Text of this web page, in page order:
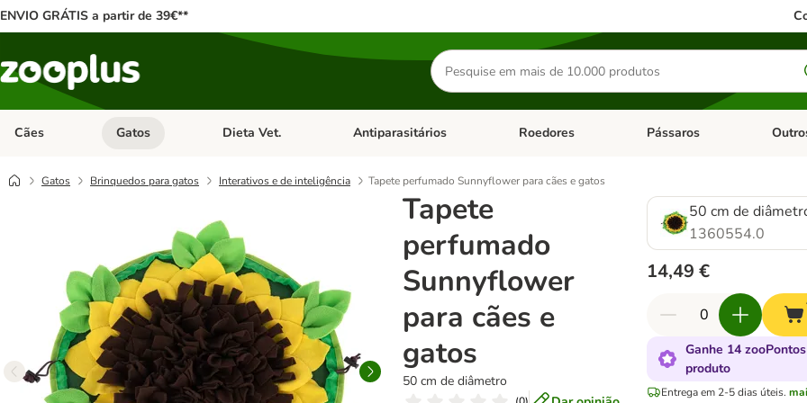
ENVIO GRÁTIS a partir de 39€**
Pesquisar
produtos
Cães Abrir menu de categoria: Cães
Gatos Abrir menu de categoria: Gatos
Dieta Vet. Abrir menu de categoria: Dieta Vet.
Antiparasitários Abrir menu de categoria: Antiparasitários
Roedores Abrir menu de categoria:
Pássaros Abrir
Gatos Brinquedos para gatos Interativos e de inteligência Tapete perfumado Sunnyflower para cães e gatos
Tapete
perfumado
Sunnyflower
para cães e
gatos
50 cm de diâmetro
50 cm de
1360554.0
14,49 €
Ganhe 14
produto
Entrega em 2-5 dias úteis.